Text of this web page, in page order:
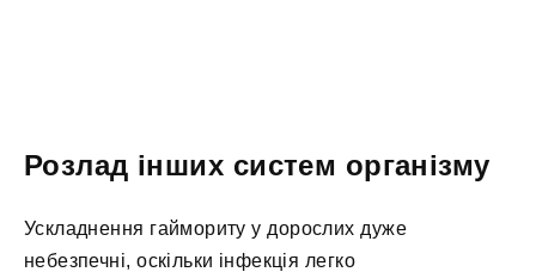
Розлад інших систем організму
Ускладнення гаймориту у дорослих дуже
небезпечні, оскільки інфекція легко